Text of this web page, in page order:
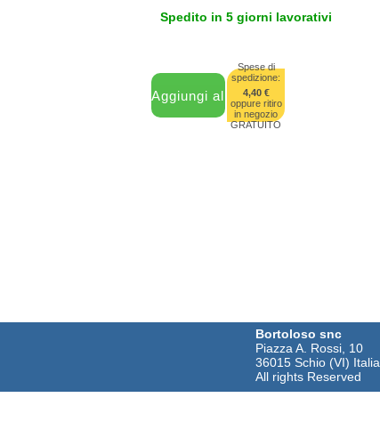
Spedito in 5 giorni lavorativi
Spese di
spedizione:
4,40 €
oppure ritiro
in negozio
GRATUITO
Bortoloso snc
Piazza A. Rossi, 10
36015 Schio (VI) Italia
All rights Reserved